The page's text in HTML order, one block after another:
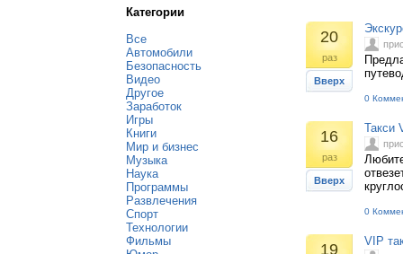
Категории
Все
Автомобили
Безопасность
Видео
Другое
Заработок
Игры
Книги
Мир и бизнес
Музыка
Наука
Программы
Развлечения
Спорт
Технологии
Фильмы
20
раз
Вверх
0
16
раз
Вверх
Такси
0
19 VIP